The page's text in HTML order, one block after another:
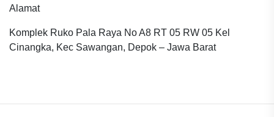
Alamat
Komplek Ruko Pala Raya No A8 RT 05 RW 05 Kel
Cinangka, Kec Sawangan, Depok – Jawa Barat